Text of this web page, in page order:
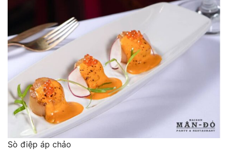
Sò điệp áp chảo